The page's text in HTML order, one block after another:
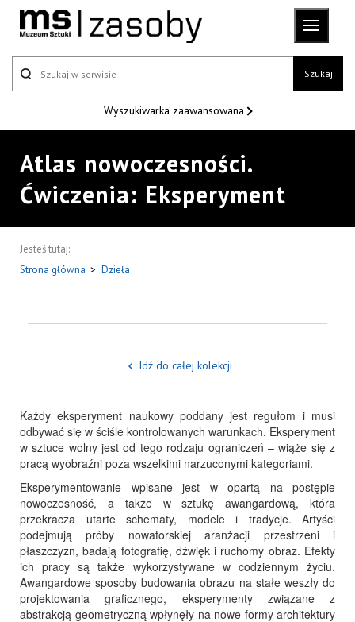
Szukaj
Wyszukiwarka zaawansowana
Atlas nowoczesności.
Ćwiczenia: Eksperyment
Jesteś tutaj:
Strona główna > Dzieła
Idź do całej kolekcji
Każdy eksperyment naukowy poddany jest regułom i musi
odbywać się w ściśle kontrolowanych warunkach. Eksperyment
w sztuce wolny jest od tego rodzaju ograniczeń – wiąże się z
pracą wyobraźni poza wszelkimi narzuconymi kategoriami.
Eksperymentowanie wpisane jest w opartą na postępie
nowoczesność, a także w sztukę awangardową, która
przekracza utarte schematy, modele i tradycje. Artyści
podejmują próby nowatorskiej aranżacji przestrzeni i
płaszczyzn, badają fotografię, dźwięk i ruchomy obraz. Efekty
ich pracy są także wykorzystywane w codziennym życiu.
Awangardowe sposoby budowania obrazu na stałe weszły do
projektowania graficznego, eksperymenty związane z
abstrakcją geometryczną wpłynęły na nowe formy architektury